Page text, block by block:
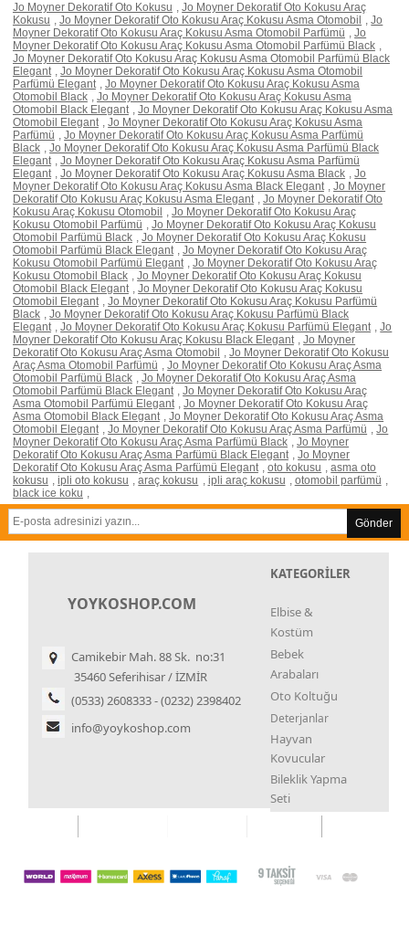
Jo Moyner Dekoratif Oto Kokusu , Jo Moyner Dekoratif Oto Kokusu Araç
Kokusu , Jo Moyner Dekoratif Oto Kokusu Araç Kokusu Asma Otomobil , Jo
Moyner Dekoratif Oto Kokusu Araç Kokusu Asma Otomobil Parfümü , Jo
Moyner Dekoratif Oto Kokusu Araç Kokusu Asma Otomobil Parfümü Black ,
Jo Moyner Dekoratif Oto Kokusu Araç Kokusu Asma Otomobil Parfümü Black
Elegant , Jo Moyner Dekoratif Oto Kokusu Araç Kokusu Asma Otomobil
Parfümü Elegant , Jo Moyner Dekoratif Oto Kokusu Araç Kokusu Asma
Otomobil Black , Jo Moyner Dekoratif Oto Kokusu Araç Kokusu Asma
Otomobil Black Elegant , Jo Moyner Dekoratif Oto Kokusu Araç Kokusu Asma
Otomobil Elegant , Jo Moyner Dekoratif Oto Kokusu Araç Kokusu Asma
Parfümü , Jo Moyner Dekoratif Oto Kokusu Araç Kokusu Asma Parfümü
Black , Jo Moyner Dekoratif Oto Kokusu Araç Kokusu Asma Parfümü Black
Elegant , Jo Moyner Dekoratif Oto Kokusu Araç Kokusu Asma Parfümü
Elegant , Jo Moyner Dekoratif Oto Kokusu Araç Kokusu Asma Black , Jo
Moyner Dekoratif Oto Kokusu Araç Kokusu Asma Black Elegant , Jo Moyner
Dekoratif Oto Kokusu Araç Kokusu Asma Elegant , Jo Moyner Dekoratif Oto
Kokusu Araç Kokusu Otomobil
, Jo Moyner Dekoratif Oto Kokusu Araç
Kokusu Otomobil Parfümü , Jo Moyner Dekoratif Oto Kokusu Araç Kokusu
Otomobil Parfümü Black , Jo Moyner Dekoratif Oto Kokusu Araç Kokusu
Otomobil Parfümü Black Elegant , Jo Moyner Dekoratif Oto Kokusu Araç
Kokusu Otomobil Parfümü Elegant , Jo Moyner Dekoratif Oto Kokusu Araç
Kokusu Otomobil Black , Jo Moyner Dekoratif Oto Kokusu Araç Kokusu
Otomobil Black Elegant , Jo Moyner Dekoratif Oto Kokusu Araç Kokusu
Otomobil Elegant , Jo Moyner Dekoratif Oto Kokusu Araç Kokusu Parfümü
Black , Jo Moyner Dekoratif Oto Kokusu Araç Kokusu Parfümü Black
Elegant , Jo Moyner Dekoratif Oto Kokusu Araç Kokusu Parfümü Elegant , Jo
Moyner Dekoratif Oto Kokusu Araç Kokusu Black Elegant , Jo Moyner
Dekoratif Oto Kokusu Araç Asma Otomobil
, Jo Moyner Dekoratif Oto Kokusu
Araç Asma Otomobil Parfümü , Jo Moyner Dekoratif Oto Kokusu Araç Asma
Otomobil Parfümü Black , Jo Moyner Dekoratif Oto Kokusu Araç Asma
Otomobil Parfümü Black Elegant , Jo Moyner Dekoratif Oto Kokusu Araç
Asma Otomobil Parfümü Elegant , Jo Moyner Dekoratif Oto Kokusu Araç
Asma Otomobil Black Elegant , Jo Moyner Dekoratif Oto Kokusu Araç Asma
Otomobil Elegant , Jo Moyner Dekoratif Oto Kokusu Araç Asma Parfümü , Jo
Moyner Dekoratif Oto Kokusu Araç Asma Parfümü Black , Jo Moyner
Dekoratif Oto Kokusu Araç Asma Parfümü Black Elegant , Jo Moyner
Dekoratif Oto Kokusu Araç Asma Parfümü Elegant , oto kokusu , asma oto
kokusu , ipli oto kokusu , araç kokusu , ipli araç kokusu , otomobil parfümü ,
black ice koku ,
Gönder
YOYKOSHOP.COM
Camikebir Mah. 88 Sk. no:31
35460 Seferihisar / İZMİR
(0533) 2608333 - (0232) 2398402
info@yoykoshop.com
KATEGORİLER
Elbise &
Kostüm
Bebek
Arabaları
Oto Koltuğu
Deterjanlar
Hayvan
Kovucular
Bileklik Yapma
Seti
Kupa Çekme
Koku